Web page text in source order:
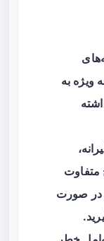
ویژه به
متفاوت
در صورت